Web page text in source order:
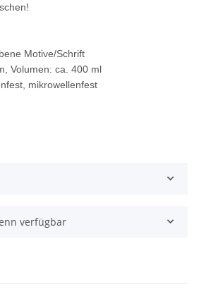
Motive/Schrift
Volumen: ca. 400 ml
mikrowellenfest
verfügbar